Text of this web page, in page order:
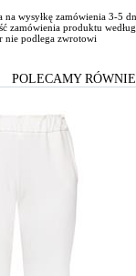
na wysyłkę zamówienia 3-5
zamówienia produktu
nie podlega zwrotowi
POLECAMY